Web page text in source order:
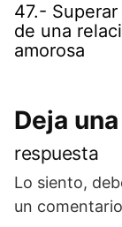
47.-
de una
amorosa
Deja
respuesta
Lo siento,
un